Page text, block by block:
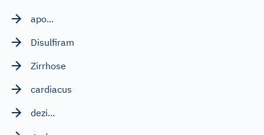
apo...
Disulfiram
Zirrhose
cardiacus
dezi...